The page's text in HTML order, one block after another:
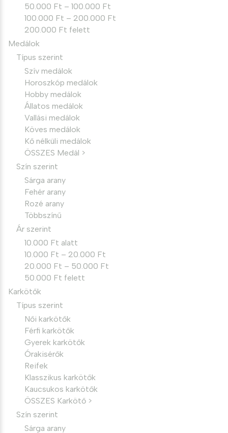
50.000 Ft – 100.000 Ft
100.000 Ft – 200.000 Ft
200.000 Ft felett
Medálok
Típus szerint
Szív medálok
Horoszkóp medálok
Hobby medálok
Állatos medálok
Vallási medálok
Köves medálok
Kő nélküli medálok
ÖSSZES Medál >
Szín szerint
Sárga arany
Fehér arany
Rozé arany
Többszínű
Ár szerint
10.000 Ft alatt
10.000 Ft – 20.000 Ft
20.000 Ft – 50.000 Ft
50.000 Ft felett
Karkötők
Típus szerint
Női karkötők
Férfi karkötők
Gyerek karkötők
Órakisérők
Reifek
Klasszikus karkötők
Kaucsukos karkötők
ÖSSZES Karkötő >
Szín szerint
Sárga arany